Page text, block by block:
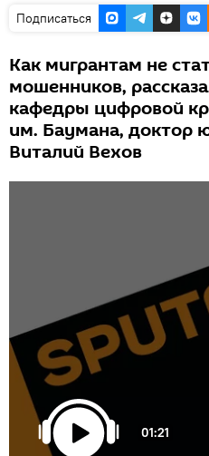
Подписаться
Как мигрантам не
мошенников,
кафедры цифровой
им. Баумана, доктор
Виталий Вехов
01:21